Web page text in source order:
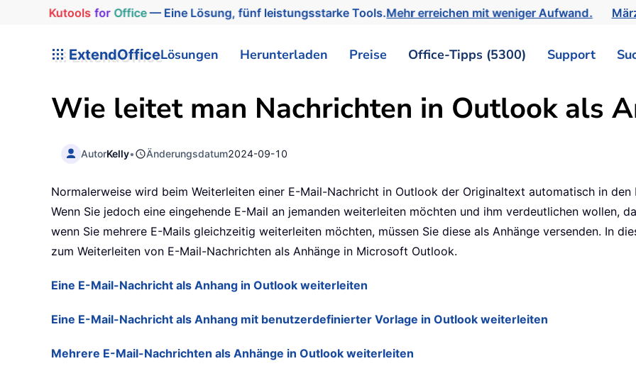
Kutools for Office— Eine Lösung, fünf leistungsstarke Tools.Mehr erreichen mit weniger Aufwand.
ExtendOfficeLösungen Herunterladen Preise Office-Tipps (5300) Support
Wie leitet man Nachrichten in Outlook als
AutorKelly• Änderungsdatum2024-09-10
Normalerweise wird beim Weiterleiten einer E-Mail-Nachricht in Outlook der Originaltext automatisch in
Wenn Sie jedoch eine eingehende E-Mail an jemanden weiterleiten möchten und ihm verdeutlichen wollen,
wenn Sie mehrere E-Mails gleichzeitig weiterleiten möchten, müssen Sie diese als Anhänge versenden. In
zum Weiterleiten von E-Mail-Nachrichten als Anhänge in Microsoft Outlook.
Eine E-Mail-Nachricht als Anhang in Outlook weiterleiten
Eine E-Mail-Nachricht als Anhang mit benutzerdefinierter Vorlage in Outlook weiterleiten
Mehrere E-Mail-Nachrichten als Anhänge in Outlook weiterleiten